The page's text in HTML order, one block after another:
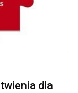
dla